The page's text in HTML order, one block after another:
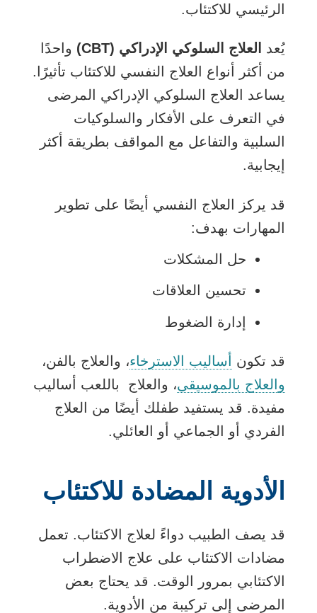
الرئيسي للاكتئاب.
يُعد العلاج السلوكي الإدراكي (CBT)
واحدًا
من أكثر أنواع العلاج النفسي للاكتئاب تأثيرًا.
يساعد العلاج السلوكي الإدراكي المرضى
في التعرف على الأفكار والسلوكيات
السلبية والتفاعل مع المواقف بطريقة أكثر
إيجابية.
قد يركز العلاج النفسي أيضًا على تطوير
المهارات بهدف:
حل المشكلات
تحسين العلاقات
إدارة الضغوط
قد تكون أساليب الاسترخاء، والعلاج بالفن،
والعلاج بالموسيقى، والعلاج باللعب أساليب
مفيدة. قد يستفيد طفلك أيضًا من العلاج
الفردي أو الجماعي أو العائلي.
الأدوية المضادة للاكتئاب
قد يصف الطبيب دواءً لعلاج الاكتئاب. تعمل
مضادات الاكتئاب على علاج الاضطراب
الاكتئابي بمرور الوقت. قد يحتاج بعض
المرضى إلى تركيبة من الأدوية.